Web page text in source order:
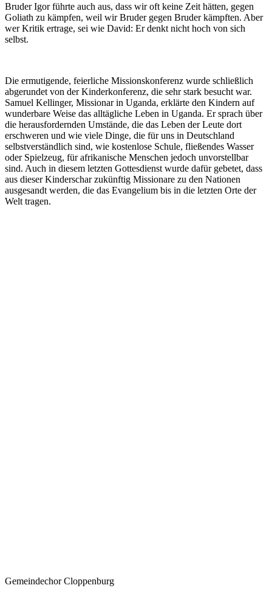
Bruder Igor führte auch aus, dass wir oft keine Zeit hätten, gegen
Goliath zu kämpfen, weil wir Bruder gegen Bruder kämpften. Aber
wer Kritik ertrage, sei wie David: Er denkt nicht hoch von sich
selbst.
Die ermutigende, feierliche Missionskonferenz wurde schließlich
abgerundet von der Kinderkonferenz, die sehr stark besucht war.
Samuel Kellinger, Missionar in Uganda, erklärte den Kindern auf
wunderbare Weise das alltägliche Leben in Uganda. Er sprach über
die herausfordernden Umstände, die das Leben der Leute dort
erschweren und wie viele Dinge, die für uns in Deutschland
selbstverständlich sind, wie kostenlose Schule, fließendes Wasser
oder Spielzeug, für afrikanische Menschen jedoch unvorstellbar
sind. Auch in diesem letzten Gottesdienst wurde dafür gebetet, dass
aus dieser Kinderschar zukünftig Missionare zu den Nationen
ausgesandt werden, die das Evangelium bis in die letzten Orte der
Welt tragen.
Gemeindechor Cloppenburg